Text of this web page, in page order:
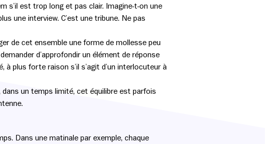
s’il est trop long et pas clair. Imagine-t-on une
une interview. C’est une tribune. Ne pas
de cet ensemble une forme de mollesse peu
d’approfondir un élément de réponse
plus forte raison s’il s’agit d’un interlocuteur à
dans un temps limité, cet équilibre est parfois
Dans une matinale par exemple, chaque